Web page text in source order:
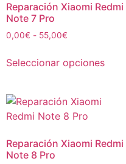
Reparación Xiaomi Redmi
Note 7 Pro
0,00€ - 55,00€
Seleccionar opciones
Reparación Xiaomi Redmi
Note 8 Pro